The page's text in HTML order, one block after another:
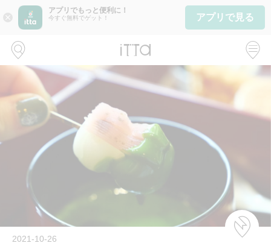
close
アプリでもっと便利に！
今すぐ無料でゲット！ アプリで見る
2021-10-26